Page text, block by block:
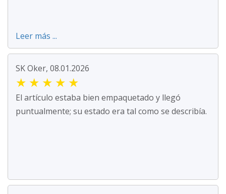
Leer más ...
SK Oker, 08.01.2026
★ ★ ★ ★ ★
El artículo estaba bien empaquetado y llegó
puntualmente; su estado era tal como se describía.